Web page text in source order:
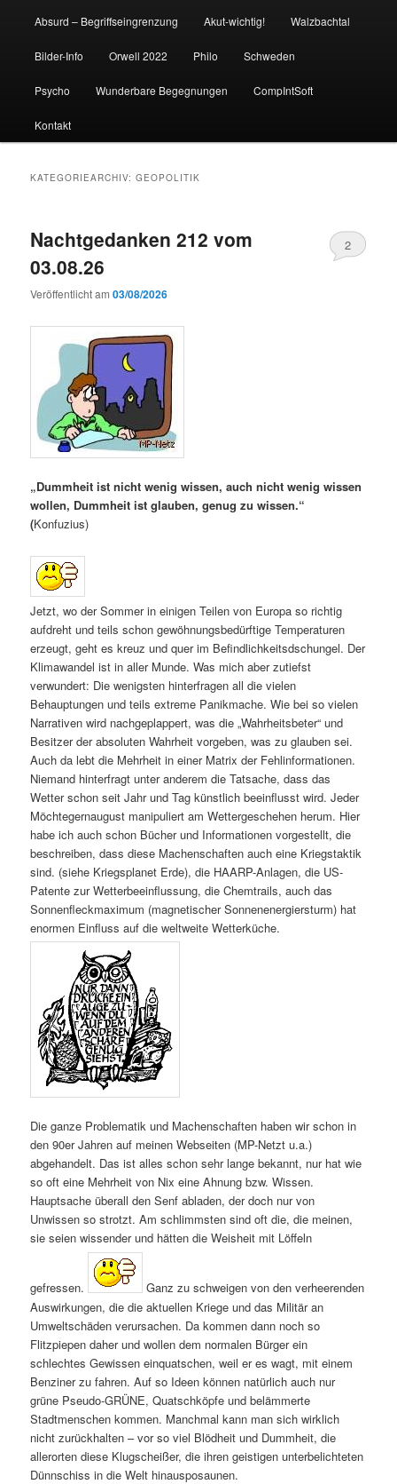
Absurd – Begriffseingrenzung Akut-wichtig! Walzbachtal
Bilder-Info Orwell 2022 Philo Schweden
Psycho Wunderbare Begegnungen CompIntSoft
Kontakt
KATEGORIEARCHIV:GEOPOLITIK
Nachtgedanken 212 vom
03.08.26
Veröffentlicht am03/08/2026
2
„Dummheit ist nicht wenig wissen, auch nicht wenig wissen
wollen, Dummheit ist glauben, genug zu wissen.“
(Konfuzius)
Jetzt, wo der Sommer in einigen Teilen von Europa so richtig
aufdreht und teils schon gewöhnungsbedürftige Temperaturen
erzeugt, geht es kreuz und quer im Befindlichkeitsdschungel. Der
Klimawandel ist in aller Munde. Was mich aber zutiefst
verwundert: Die wenigsten hinterfragen all die vielen
Behauptungen und teils extreme Panikmache. Wie bei so vielen
Narrativen wird nachgeplappert, was die „Wahrheitsbeter“ und
Besitzer der absoluten Wahrheit vorgeben, was zu glauben sei.
Auch da lebt die Mehrheit in einer Matrix der Fehlinformationen.
Niemand hinterfragt unter anderem die Tatsache, dass das
Wetter schon seit Jahr und Tag künstlich beeinflusst wird. Jeder
Möchtegernaugust manipuliert am Wettergeschehen herum. Hier
habe ich auch schon Bücher und Informationen vorgestellt, die
beschreiben, dass diese Machenschaften auch eine Kriegstaktik
sind. (siehe Kriegsplanet Erde), die HAARP-Anlagen, die US-
Patente zur Wetterbeeinflussung, die Chemtrails, auch das
Sonnenfleckmaximum (magnetischer Sonnenenergiersturm) hat
enormen Einfluss auf die weltweite Wetterküche.
Die ganze Problematik und Machenschaften haben wir schon in
den 90er Jahren auf meinen Webseiten (MP-Netzt u.a.)
abgehandelt. Das ist alles schon sehr lange bekannt, nur hat wie
so oft eine Mehrheit von Nix eine Ahnung bzw. Wissen.
Hauptsache überall den Senf abladen, der doch nur von
Unwissen so strotzt. Am schlimmsten sind oft die, die meinen,
sie seien wissender und hätten die Weisheit mit Löffeln
gefressen.
Ganz zu schweigen von den verheerenden
Auswirkungen, die die aktuellen Kriege und das Militär an
Umweltschäden verursachen. Da kommen dann noch so
Flitzpiepen daher und wollen dem normalen Bürger ein
schlechtes Gewissen einquatschen, weil er es wagt, mit einem
Benziner zu fahren. Auf so Ideen können natürlich auch nur
grüne Pseudo‑GRÜNE, Quatschköpfe und belämmerte
Stadtmenschen kommen. Manchmal kann man sich wirklich
nicht zurückhalten – vor so viel Blödheit und Dummheit, die
allerorten diese Klugscheißer, die ihren geistigen unterbelichteten
Dünnschiss in die Welt hinausposaunen.